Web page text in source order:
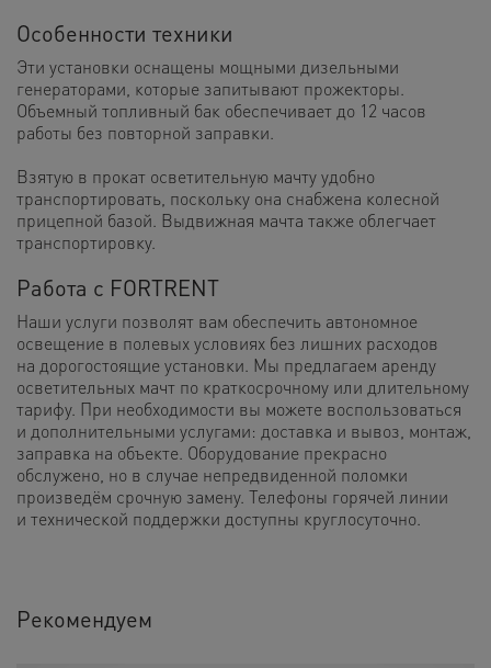
Особенности техники
Эти установки оснащены мощными дизельными
генераторами, которые запитывают прожекторы.
Объемный топливный бак обеспечивает до 12 часов
работы без повторной заправки.
Взятую в прокат осветительную мачту удобно
транспортировать, поскольку она снабжена колесной
прицепной базой. Выдвижная мачта также облегчает
транспортировку.
Работа с FORTRENT
Наши услуги позволят вам обеспечить автономное
освещение в полевых условиях без лишних расходов
на дорогостоящие установки. Мы предлагаем аренду
осветительных мачт по краткосрочному или длительному
тарифу. При необходимости вы можете воспользоваться
и дополнительными услугами: доставка и вывоз, монтаж,
заправка на объекте. Оборудование прекрасно
обслужено, но в случае непредвиденной поломки
произведём срочную замену. Телефоны горячей линии
и технической поддержки доступны круглосуточно.
Рекомендуем